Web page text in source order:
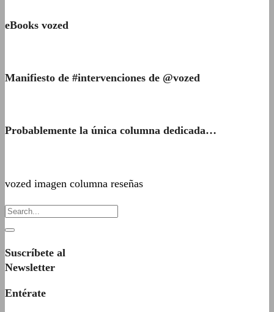
eBooks vozed
Manifiesto de #intervenciones de @vozed
Probablemente la única columna dedicada…
vozed imagen columna reseñas
Suscríbete al
Newsletter
Entérate